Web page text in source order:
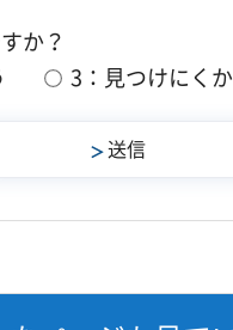
か？
3：見つけにく